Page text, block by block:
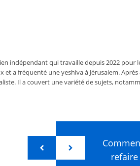
indépendant qui travaille depuis 2022 pour
et a fréquenté une yeshiva à Jérusalem.
Il a couvert une variété de sujets,